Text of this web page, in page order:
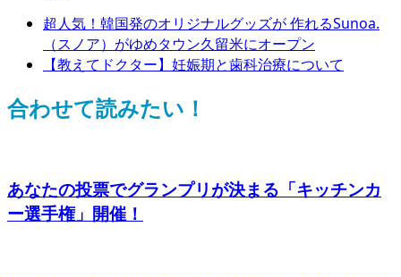
超人気！韓国発のオリジナルグッズが 作れるSunoa.
（スノア）がゆめタウン久留米にオープン
【教えてドクター】妊娠期と歯科治療について
合わせて読みたい！
あなたの投票でグランプリが決まる「キッチンカ
ー選手権」開催！